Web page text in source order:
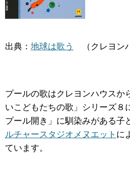
出典： 地球は歌う （クレヨン
プールの歌はクレヨンハウスか
いこどもたちの歌」シリーズ８
プール開き」に馴染みがある子
ルチャースタジオメヌエット に
ています。